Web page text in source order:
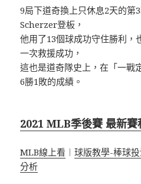
9局下道奇換上只休息2天的第
Scherzer登板，
他用了13個球成功守住勝利，
一次救援成功，
這也是道奇隊史上，在「一戰
6勝1敗的成績。
2021 MLB季後賽 最新賽
MLB線上看 ︱球版教學-棒球
分析